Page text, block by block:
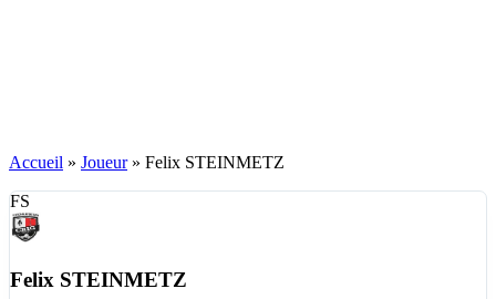
Accueil » Joueur» Felix STEINMETZ
FS
Felix STEINMETZ